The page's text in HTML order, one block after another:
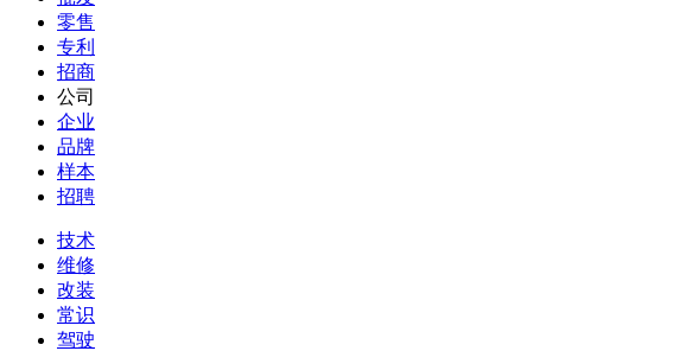
零售
专利
招商
公司
企业
品牌
样本
招聘
技术
维修
改装
常识
驾驶